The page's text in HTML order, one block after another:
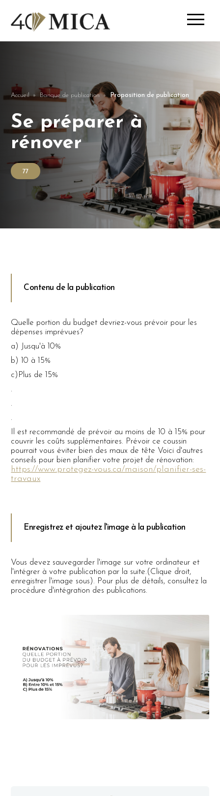
Accueil Banque de publication Proposition de publication
Se préparer à
rénover
77
Contenu de la publication
Quelle portion du budget devriez-vous prévoir pour les
dépenses imprévues?
a) Jusqu'à 10%
b) 10 à 15%
c)Plus de 15%
.
.
.
Il est recommandé de prévoir au moins de 10 à 15% pour
couvrir les coûts supplémentaires. Prévoir ce coussin
pourrait vous éviter bien des maux de tête Voici d'autres
conseils pour bien planifier votre projet de rénovation:
https://www.protegez-vous.ca/maison/planifier-ses-
travaux
Enregistrez et ajoutez l'image à la publication
Vous devez sauvegarder l'image sur votre ordinateur et
l'intégrer à votre publication par la suite.(Clique droit,
enregistrer l'image sous). Pour plus de détails, consultez la
procédure d'intégration des publications.